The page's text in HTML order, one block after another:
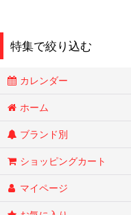
特集で絞り込む
ESSENZE
カレンダー
ホーム
ブランド別
ショッピングカート
マイページ